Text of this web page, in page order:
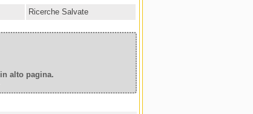
Ricerche Salvate
in alto pagina.